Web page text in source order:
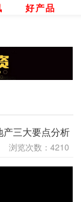
好产品
三大要点分析
浏览次数：4210